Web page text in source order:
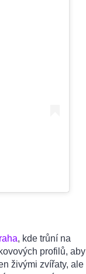
, kde trůní na
profilů, aby
živými zvířaty, ale